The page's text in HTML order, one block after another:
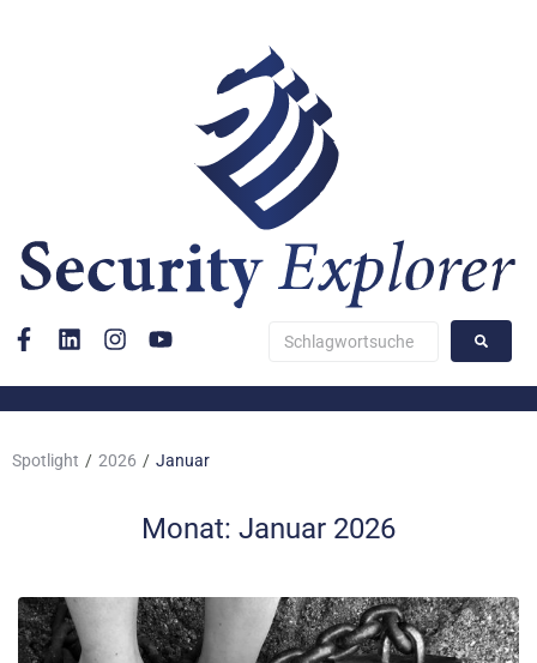
Spotlight / 2026 / Januar
Monat: Januar 2026